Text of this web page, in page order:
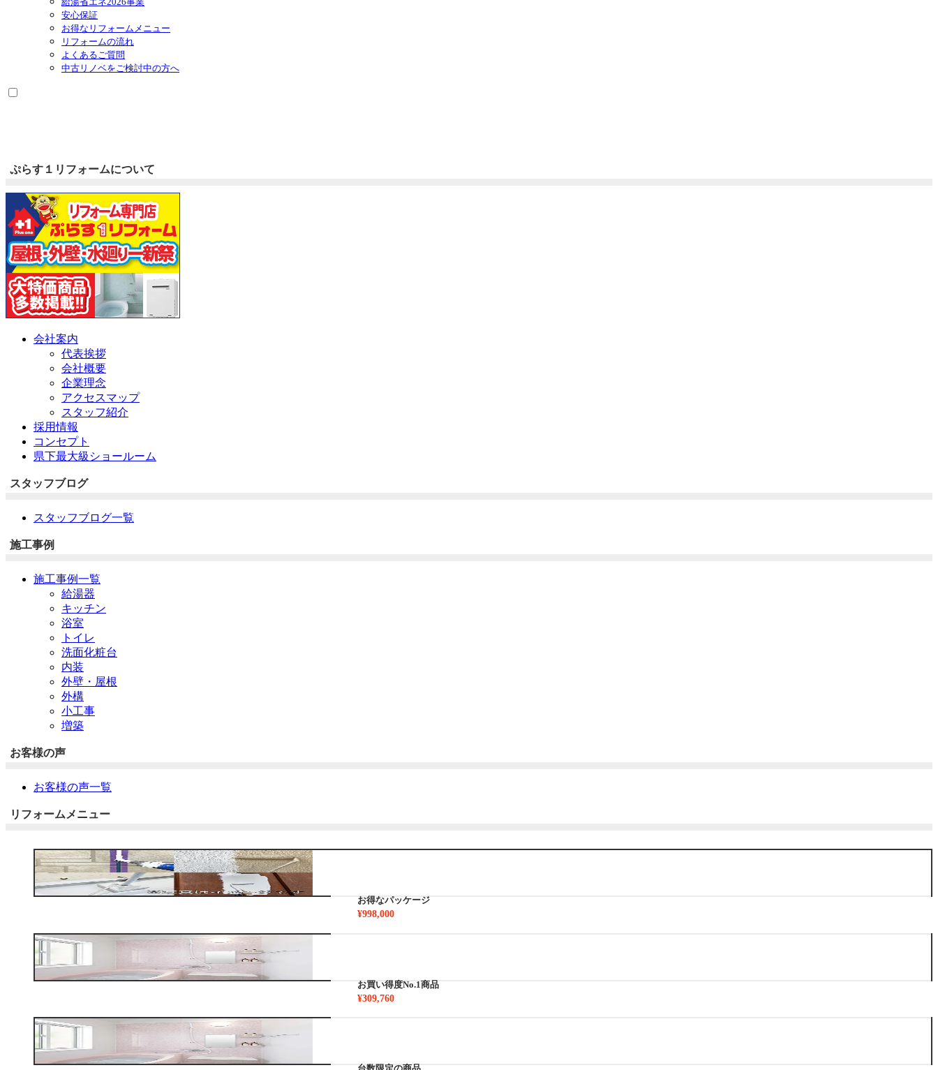
安心保証
お得なリフォームメニュー
リフォームの流れ
よくあるご質問
中古リノベをご検討中の方へ
ぷらす１リフォームについて
会社案内
代表挨拶
会社概要
企業理念
アクセスマップ
スタッフ紹介
採用情報
コンセプト
県下最大級ショールーム
スタッフブログ
スタッフブログ一覧
施工事例
施工事例一覧
給湯器
キッチン
浴室
トイレ
洗面化粧台
内装
外壁・屋根
外構
小工事
増築
お客様の声
お客様の声一覧
リフォームメニュー
お得なパッケージ
¥998,000
お買い得度No.1商品
¥309,760